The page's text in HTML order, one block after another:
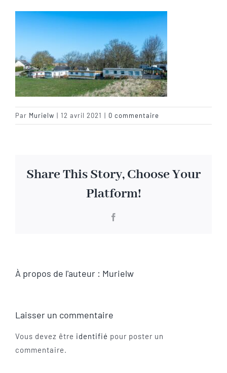
Les tarifs
Les activités en Baie de Somme
Les photos du camping
Visite virtuelle
Par Murielw | 12 avril 2021 | 0 commentaire
Share This Story, Choose Your
Platform!
À propos de l'auteur : Murielw
Laisser un commentaire
Vous devez être identifié pour poster un
commentaire.